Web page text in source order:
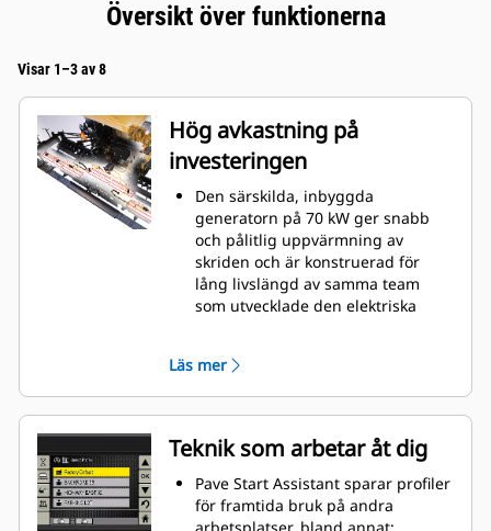
Översikt över funktionerna
Visar 1–3 av 8
Hög avkastning på
investeringen
Den särskilda, inbyggda
generatorn på 70 kW ger snabb
och pålitlig uppvärmning av
skriden och är konstruerad för
lång livslängd av samma team
som utvecklade den elektriska
ger högre dagsproduktion.
Uppvärmningen sker så snabbt
som på 15 minuter
Mobil-trac™-underredet ger
utmärkt dragkraft och bärighet
samt snabb körning för högre
produktionstakt
Det specialkonstruerade luftflödet
Läs mer
Teknik som arbetar åt dig
Pave Start Assistant sparar profiler
för framtida bruk på andra